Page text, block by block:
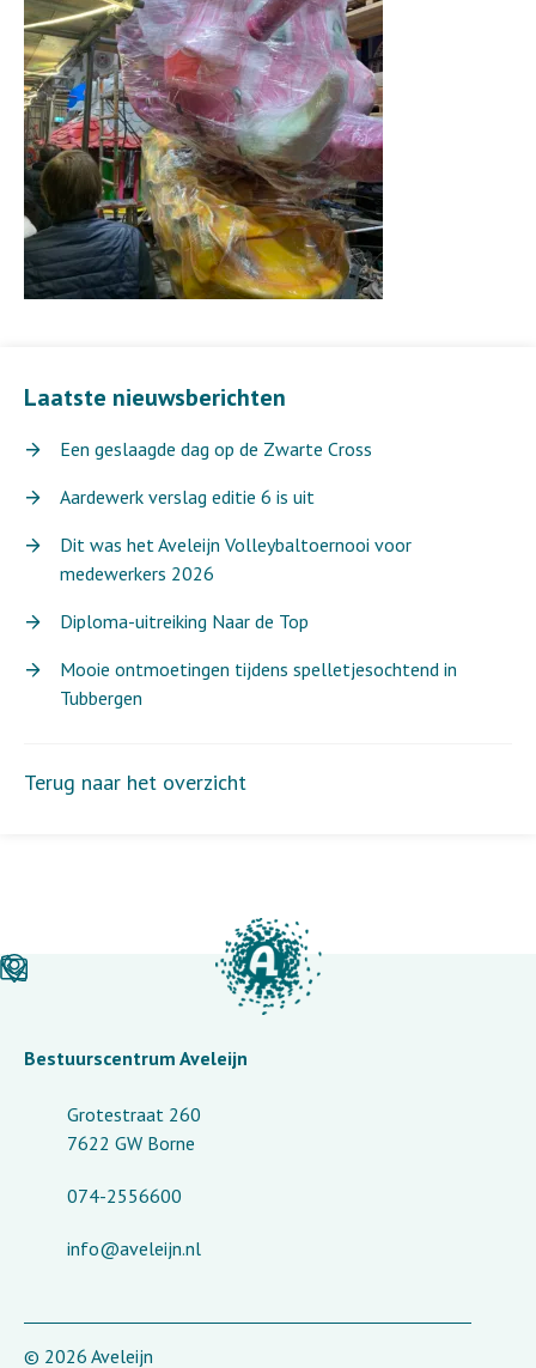
Laatste nieuwsberichten
Een geslaagde dag op de Zwarte Cross
Aardewerk verslag editie 6 is uit
Dit was het Aveleijn Volleybaltoernooi voor
medewerkers 2026
Diploma-uitreiking Naar de Top
Mooie ontmoetingen tijdens spelletjesochtend in
Tubbergen
Terug naar het overzicht
Bestuurscentrum Aveleijn
Grotestraat 260
7622 GW Borne
074-2556600
info@aveleijn.nl
© 2026 Aveleijn